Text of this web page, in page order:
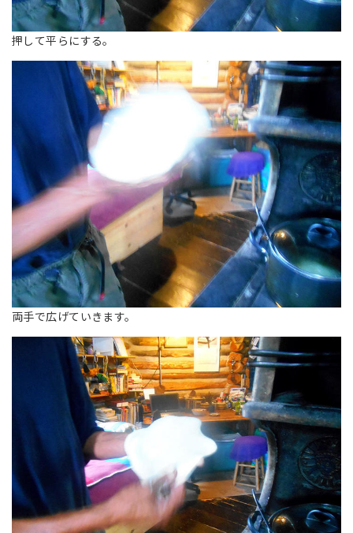
押して平らにする。
両手で広げていきます。